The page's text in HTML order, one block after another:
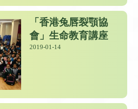
「香港兔唇裂顎協
會」生命教育講座
2019-01-14